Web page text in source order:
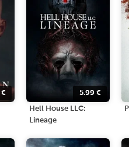
€ 5.99€
Hell House LLC:
Lineage